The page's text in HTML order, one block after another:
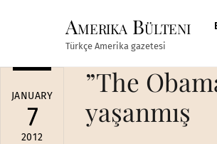
Amerika Bülteni
Türkçe Amerika gazetesi
JANUARY
7
2012
”The
yaşanmış